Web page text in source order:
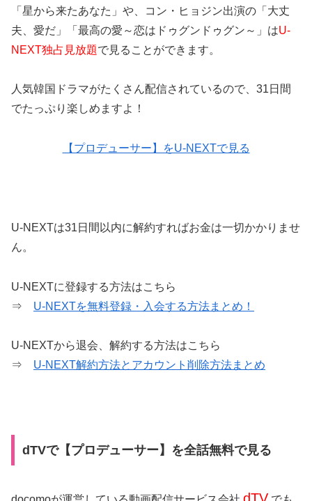
「星から来たあなた」や、
コン・ヒョジン出演の 「大丈
夫、愛だ」「最高の愛～恋はドゥグンドゥグン～」 はU-
NEXT独占見放題で見ることができます。
人気韓国ドラマがたくさん配信されているので、31日間
でたっぷり楽しめますよ！
【プロデューサー】をU-NEXTで見る
U-NEXTは31日間以内に解約すればお金は一切かかりませ
ん。
U-NEXTに登録する方法はこちら
⇒ U-NEXTを無料登録・入会する方法まとめ！
U-NEXTから退会、解約する方法はこちら
⇒ U-NEXT解約方法とアカウント削除方法まとめ
dTVで【プロデューサー】を全話無料で見る